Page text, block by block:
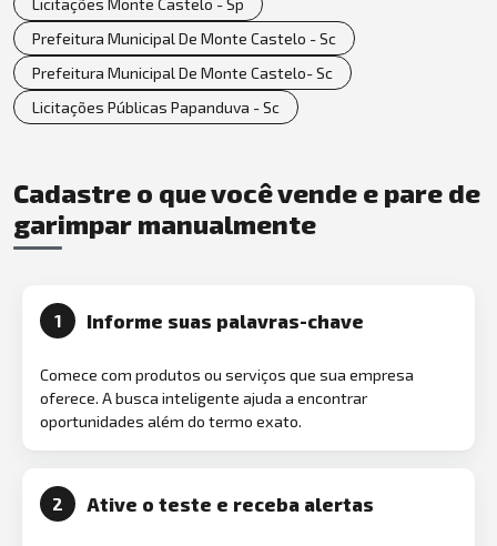
Licitações Monte Castelo - Sp
Prefeitura Municipal De Monte Castelo - Sc
Prefeitura Municipal De Monte Castelo- Sc
Licitações Públicas Papanduva - Sc
Cadastre o que você vende e pare de
garimpar manualmente
1 Informe suas palavras-chave
Comece com produtos ou serviços que sua empresa
oferece. A busca inteligente ajuda a encontrar
oportunidades além do termo exato.
2 Ative o teste e receba alertas